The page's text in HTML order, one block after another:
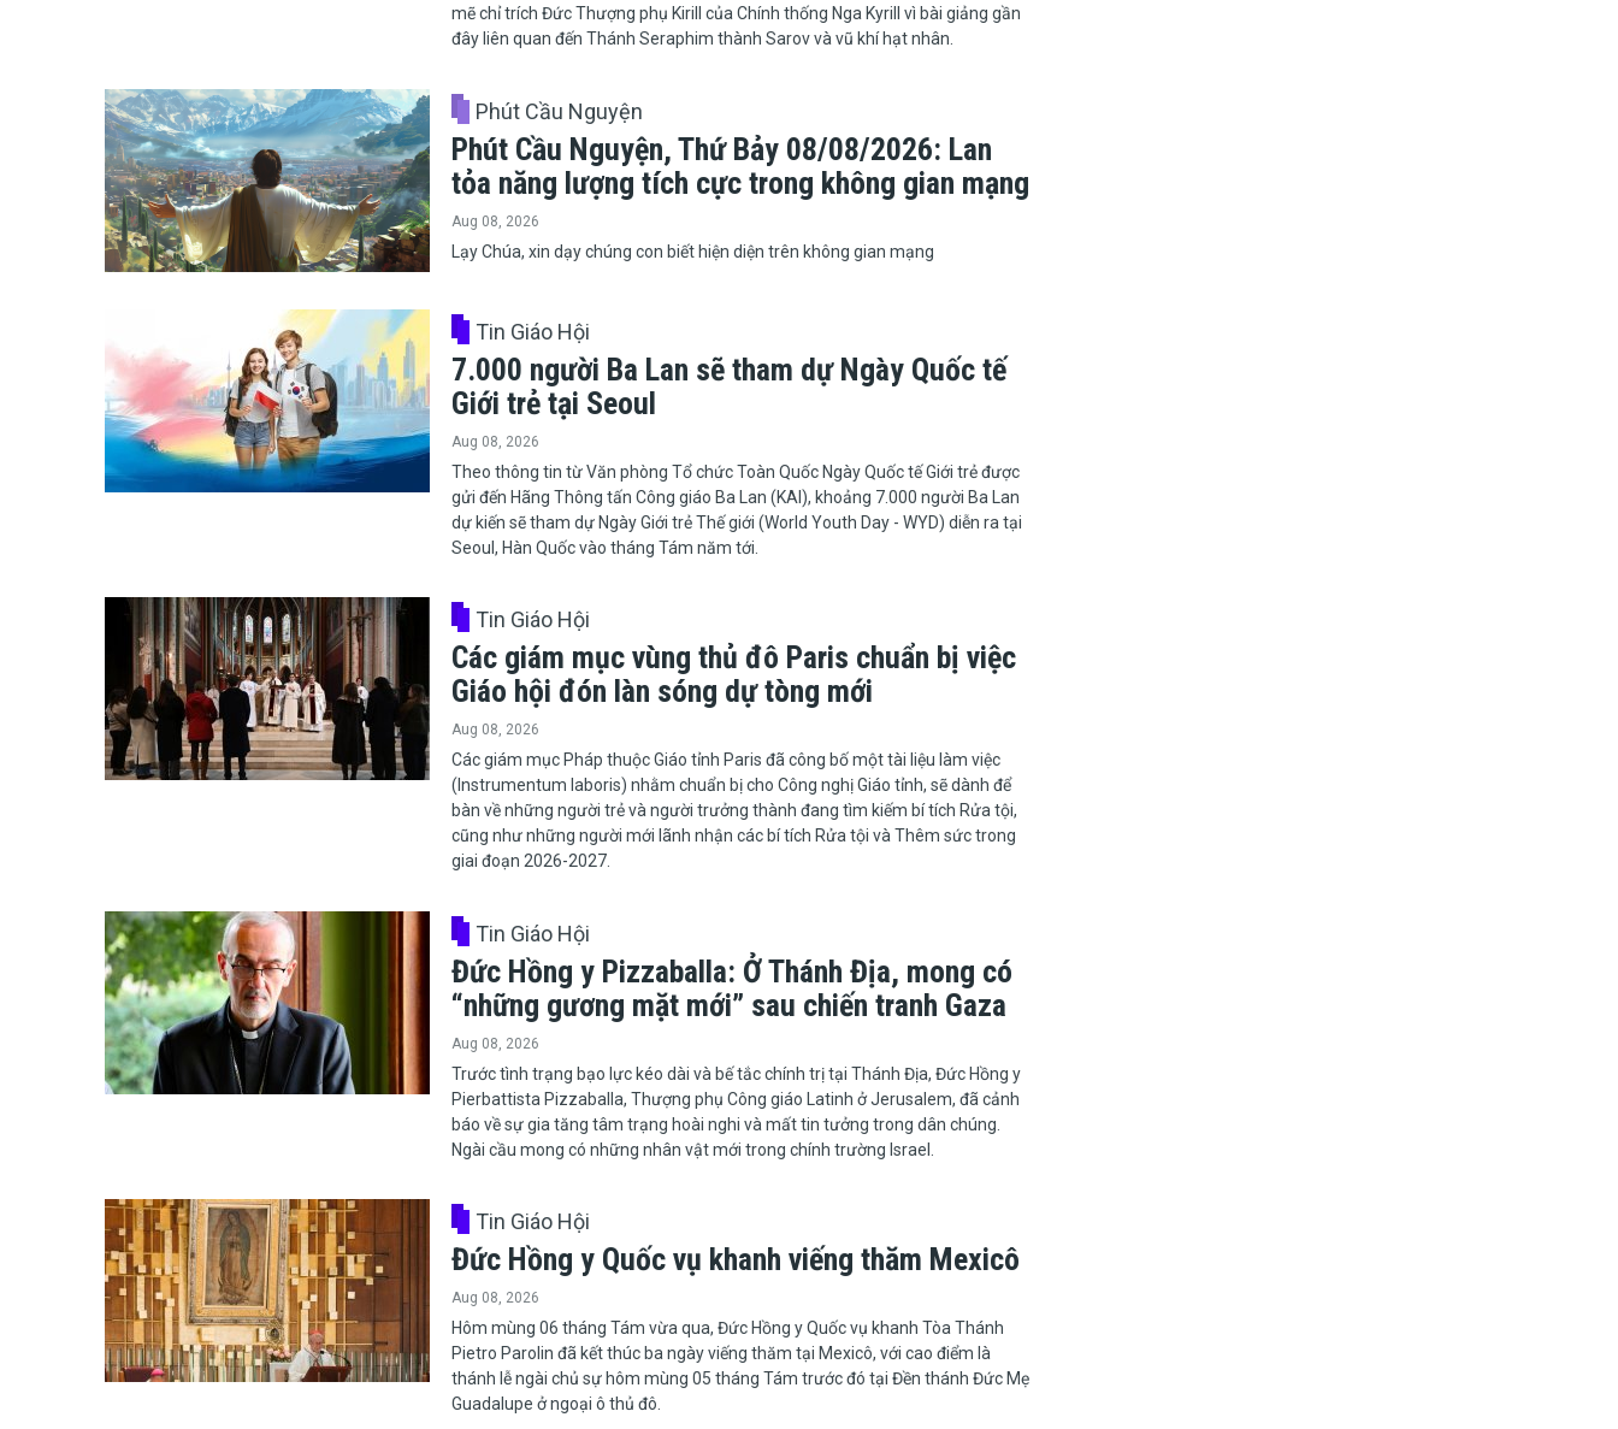
mẽ chỉ trích Đức Thượng phụ Kirill của Chính thống Nga Kyrill vì bài giảng gần
đây liên quan đến Thánh Seraphim thành Sarov và vũ khí hạt nhân.
Phút Cầu Nguyện
Phút Cầu Nguyện, Thứ Bảy 08/08/2026: Lan
tỏa năng lượng tích cực trong không gian mạng
Aug 08, 2026
Lạy Chúa, xin dạy chúng con biết hiện diện trên không gian mạng
Tin Giáo Hội
7.000 người Ba Lan sẽ tham dự Ngày Quốc tế
Giới trẻ tại Seoul
Aug 08, 2026
​​​​​​​Theo thông tin từ Văn phòng Tổ chức Toàn Quốc Ngày Quốc tế Giới trẻ được
gửi đến Hãng Thông tấn Công giáo Ba Lan (KAI), khoảng 7.000 người Ba Lan
dự kiến sẽ tham dự Ngày Giới trẻ Thế giới (World Youth Day - WYD) diễn ra tại
Seoul, Hàn Quốc vào tháng Tám năm tới.
Tin Giáo Hội
Các giám mục vùng thủ đô Paris chuẩn bị việc
Giáo hội đón làn sóng dự tòng mới
Aug 08, 2026
​​​​​​​Các giám mục Pháp thuộc Giáo tỉnh Paris đã công bố một tài liệu làm việc
(Instrumentum laboris) nhằm chuẩn bị cho Công nghị Giáo tỉnh, sẽ dành để
bàn về những người trẻ và người trưởng thành đang tìm kiếm bí tích Rửa tội,
cũng như những người mới lãnh nhận các bí tích Rửa tội và Thêm sức trong
giai đoạn 2026-2027.
Tin Giáo Hội
Đức Hồng y Pizzaballa: Ở Thánh Địa, mong có
“những gương mặt mới” sau chiến tranh Gaza
Aug 08, 2026
​​​​​​​Trước tình trạng bạo lực kéo dài và bế tắc chính trị tại Thánh Địa, Đức Hồng y
Pierbattista Pizzaballa, Thượng phụ Công giáo Latinh ở Jerusalem, đã cảnh
báo về sự gia tăng tâm trạng hoài nghi và mất tin tưởng trong dân chúng.
Ngài cầu mong có những nhân vật mới trong chính trường Israel.
Tin Giáo Hội
Đức Hồng y Quốc vụ khanh viếng thăm Mexicô
Aug 08, 2026
Hôm mùng 06 tháng Tám vừa qua, Đức Hồng y Quốc vụ khanh Tòa Thánh
Pietro Parolin đã kết thúc ba ngày viếng thăm tại Mexicô, với cao điểm là
thánh lễ ngài chủ sự hôm mùng 05 tháng Tám trước đó tại Đền thánh Đức Mẹ
Guadalupe ở ngoại ô thủ đô.